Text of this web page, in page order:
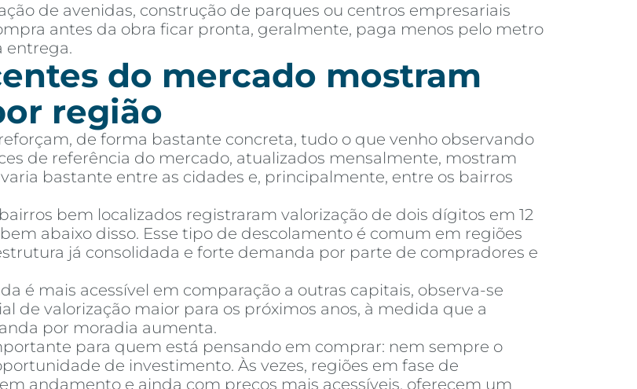
de avenidas, construção de parques ou centros empresariais
antes da obra ficar pronta, geralmente, paga menos pelo metro
entrega.
do mercado mostram
região
de forma bastante concreta, tudo o que venho observando
de referência do mercado, atualizados mensalmente, mostram
bastante entre as cidades e, principalmente, entre os bairros
bem localizados registraram valorização de dois dígitos em 12
abaixo disso. Esse tipo de descolamento é comum em regiões
já consolidada e forte demanda por parte de compradores e
é mais acessível em comparação a outras capitais, observa-se
de valorização maior para os próximos anos, à medida que a
por moradia aumenta.
para quem está pensando em comprar: nem sempre o
de investimento. Às vezes, regiões em fase de
andamento e ainda com preços mais acessíveis, oferecem um